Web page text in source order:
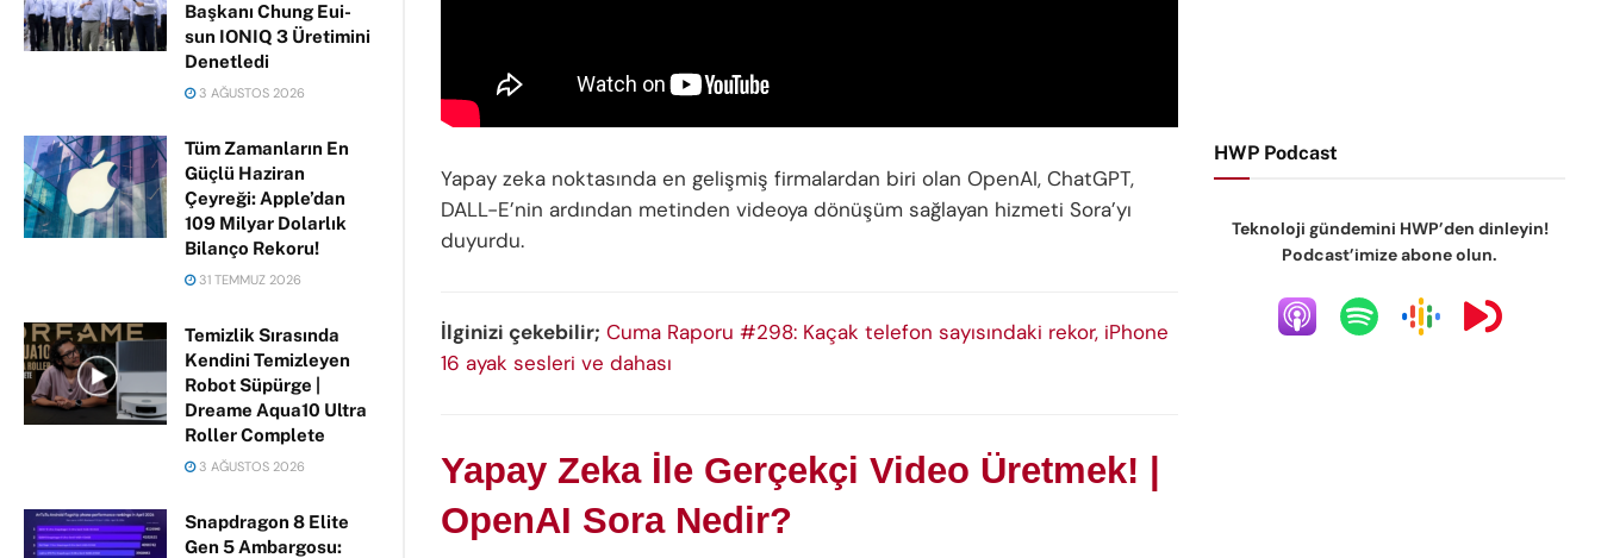
Başkanı Chung Eui-
sun IONIQ 3 Üretimini
Denetledi
3 AĞUSTOS 2026
Tüm Zamanların En
Güçlü Haziran
Çeyreği: Apple’dan
109 Milyar Dolarlık
Bilanço Rekoru!
31 TEMMUZ 2026
Temizlik Sırasında
Kendini Temizleyen
Robot Süpürge |
Dreame Aqua10 Ultra
Roller Complete
3 AĞUSTOS 2026
Snapdragon 8 Elite
Gen 5 Ambargosu:
Yapay zeka noktasında en gelişmiş firmalardan biri olan OpenAI, ChatGPT,
DALL-E’nin ardından metinden videoya dönüşüm sağlayan hizmeti Sora’yı
duyurdu.
İlginizi çekebilir; Cuma Raporu #298: Kaçak telefon sayısındaki rekor, iPhone
16 ayak sesleri ve dahası
Yapay Zeka İle Gerçekçi Video Üretmek! |
OpenAI Sora Nedir?
HWP Podcast
Teknoloji gündemini HWP’den dinleyin!
Podcast’imize abone olun.